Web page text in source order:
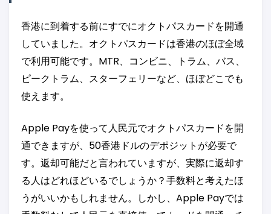
香港に到着する前にすでにオクトパスカードを開通
していました。オクトパスカードは香港のほぼ全域
で利用可能です。MTR、コンビニ、トラム、バス、
ピークトラム、スターフェリーなど、ほぼどこでも
使えます。
Apple Payを使って人民元でオクトパスカードを開
通できますが、50香港ドルのデポジットが必要で
す。返却可能だと言われていますが、実際に返却す
る人はどれほどいるでしょうか？手数料と考えたほ
うがいいかもしれません。しかし、Apple Payでは